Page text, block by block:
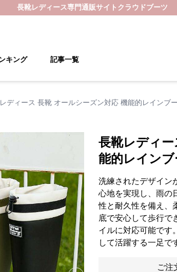
長靴レディース専門通販サイト クラウドブーツ
キング 記事一覧
ディース 長靴 オールシーズン対応 機能的レインブ
長靴レディ
能的レインブ
洗練されたデザイン
心地を実現し、雨の
性と耐久性を備え、
底で安心して歩行で
イルに対応可能です
して活躍する一足で
ご注